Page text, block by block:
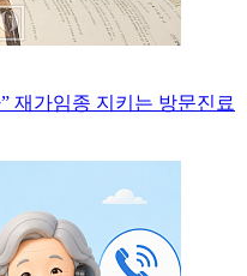
재가임종 지키는 방문진료